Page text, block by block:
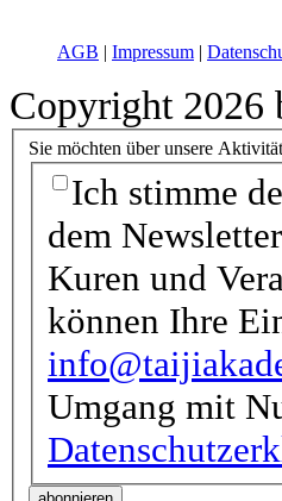
AGB | Impressum |
Copyright 2026
Sie möchten über unsere
Ich stimme
dem
Kuren und
können Ihre
Umgang mit